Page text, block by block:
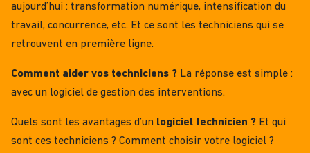
aujourd’hui : transformation numérique, intensification du
travail, concurrence, etc. Et ce sont les techniciens qui se
retrouvent en première ligne.
Comment aider vos techniciens ? La réponse est simple :
avec un logiciel de gestion des interventions.
Quels sont les avantages d’un logiciel technicien ? Et qui
sont ces techniciens ? Comment choisir votre logiciel ?